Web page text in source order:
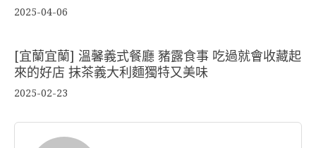
2025-04-06
[宜蘭宜蘭] 溫馨義式餐廳 豬露食事 吃過就會收藏起
來的好店 抹茶義大利麵獨特又美味
2025-02-23